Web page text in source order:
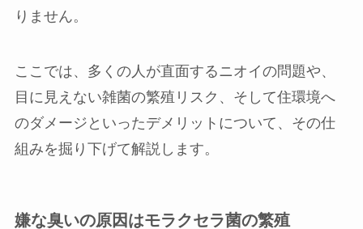
りません。
ここでは、多くの人が直面するニオイの問題や、
目に見えない雑菌の繁殖リスク、そして住環境へ
のダメージといったデメリットについて、その仕
組みを掘り下げて解説します。
嫌な臭いの原因はモラクセラ菌の繁殖